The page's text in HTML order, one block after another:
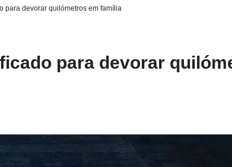
para devorar quilómetros em família
para devorar